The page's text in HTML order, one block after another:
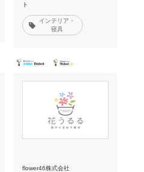
ト
インテリア・
寝具
flower46株式会社